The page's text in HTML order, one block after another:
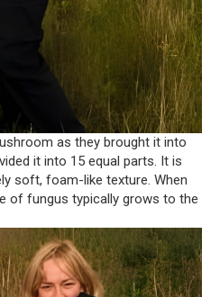
as they brought it into
it into 15 equal parts. It is
soft, foam-like texture. When
of fungus typically grows to the